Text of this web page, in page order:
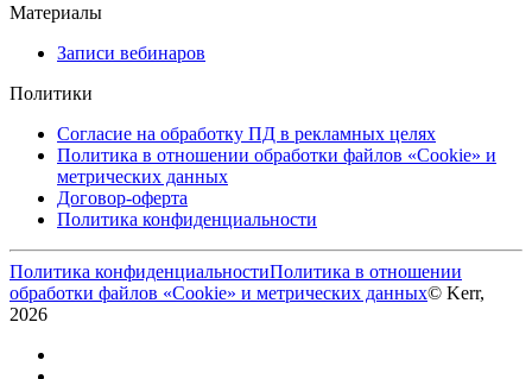
Материалы
Записи вебинаров
Политики
Согласие на обработку ПД в рекламных целях
Политика в отношении обработки файлов «Cookie» и
метрических данных
Договор-оферта
Политика конфиденциальности
Политика конфиденциальностиПолитика в отношении
обработки файлов «Cookie» и метрических данных© Kerr,
2026